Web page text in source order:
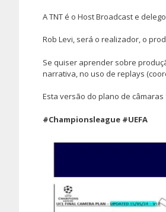
A TNT é o Host Broadcast e
Rob Levi, será o realizador, o
Se quiser aprender sobre
narrativa, no uso de replays
Esta versão do plano de
#Championsleague #UEFA